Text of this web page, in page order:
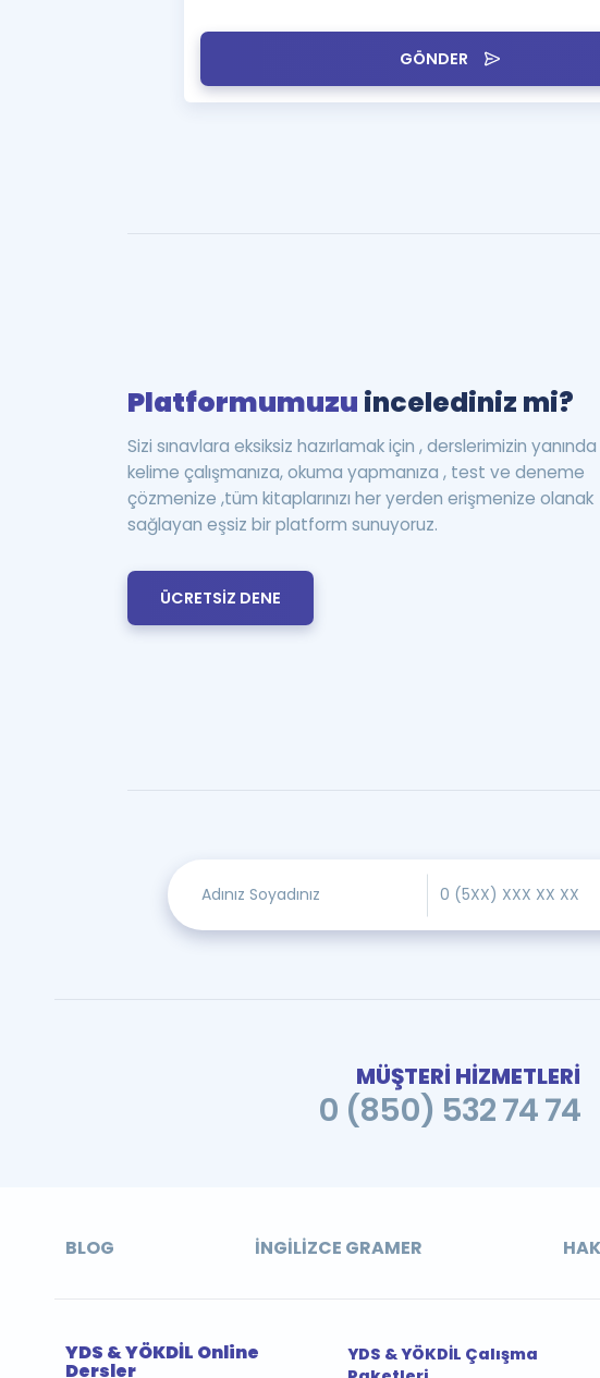
GÖNDER
Platformumuzu incelediniz mi?
Sizi sınavlara eksiksiz hazırlamak için , derslerimizin yanında
kelime çalışmanıza, okuma yapmanıza , test ve deneme
çözmenize ,tüm kitaplarınızı her yerden erişmenize olanak
sağlayan eşsiz bir platform sunuyoruz.
ÜCRETSİZ DENE
MÜŞTERİ HİZMETLERİ
0 (850) 532 74 74
BLOG İNGILIZCE GRAMER
YDS & YÖKDİL Online
Dersler
YDS & YÖKDİL Çalışma